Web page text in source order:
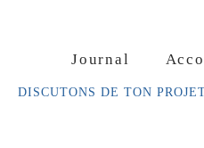
Journal
DISCUTONS DE TON